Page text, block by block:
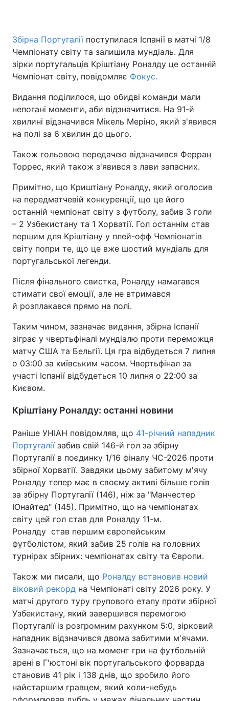
Збірна Португаліїпоступилася Іспанії в матчі 1/8
Чемпіонату світу та залишила мундіаль. Для
зірки португальців Кріштіану Роналду це останній
Чемпіонат світу, повідомляє Фокус.
Видання поділилося, що обидві команди мали
непогані моменти, аби відзначитися. На 91-й
хвилині відзначився Мікель Меріно, який з'явився
на полі за 6 хвилин до цього.
Також гольовою передачею відзначився Ферран
Торрес, який також з'явився з лави запасних.
Примітно, що Криштіану Роналду, який оголосив
на передматчевій конкуренції, що це його
останній чемпіонат світу з футболу, забив 3 голи
– 2 Узбекистану та 1 Хорватії. Гол останнім став
першим для Кріштіану у плей-офф Чемпіонатів
світу попри те, що це вже шостий мундіаль для
португальської легенди.
Після фінального свистка, Роналду намагався
стимати свої емоції, але не втримався
й розплакався прямо на полі.
Таким чином, зазначає видання, збірна Іспанії
зіграє у чвертьфіналі мундіалю проти переможця
матчу США та Бельгії. Ця гра відбудеться 7 липня
о 03:00 за київським часом. Чвертьфінал за
участі Іспанії відбудеться 10 липня о 22:00 за
Києвом.
Кріштіану Роналду: останні новини
Раніше УНІАН повідомляв, що 41-річний нападник
Португаліїзабив свій 146-й гол за збірну
Португалії в поєдинку 1/16 фіналу ЧС-2026 проти
збірної Хорватії. Завдяки цьому забитому м'ячу
Роналду тепер має в своєму активі більше голів
за збірну Португалії (146), ніж за "Манчестер
Юнайтед" (145). Примітно, що на чемпіонатах
світу цей гол став для Роналду 11-м.
Роналду став першим європейським
футболістом, який забив 25 голів на головних
турнірах збірних: чемпіонатах світу та Європи.
Також ми писали, що Роналду встановив новий
віковий рекорд на Чемпіонаті світу 2026 року. У
матчі другого туру групового етапу проти збірної
Узбекистану, який завершився перемогою
Португалії із розгромним рахунком 5:0, зірковий
нападник відзначився двома забитими м'ячами.
Зазначається, що на момент гри на футбольній
арені в Г'юстоні вік португальського форварда
становив 41 рік і 138 днів, що зробило його
найстаршим гравцем, який коли-небудь